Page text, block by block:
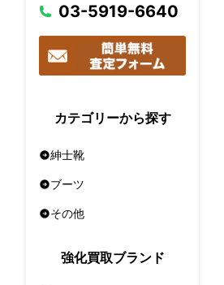
03-5919-6640
カテゴリーから探す
紳士靴
ブーツ
その他
強化買取ブランド